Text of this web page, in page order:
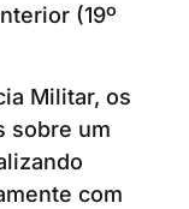
(19º
Militar, os
sobre um
com